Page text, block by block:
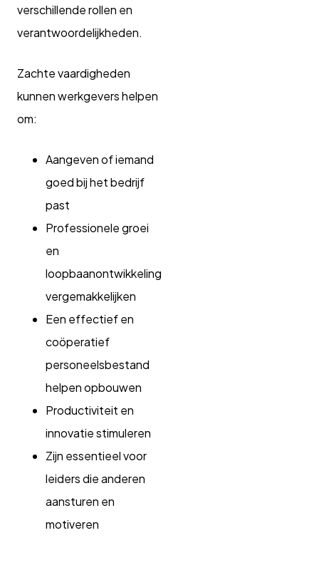
verschillende rollen en
verantwoordelijkheden.
Zachte vaardigheden
kunnen werkgevers helpen
om:
Aangeven of iemand
goed bij het bedrijf
past
Professionele groei
en
loopbaanontwikkeling
vergemakkelijken
Een effectief en
coöperatief
personeelsbestand
helpen opbouwen
Productiviteit en
innovatie stimuleren
Zijn essentieel voor
leiders die anderen
aansturen en
motiveren